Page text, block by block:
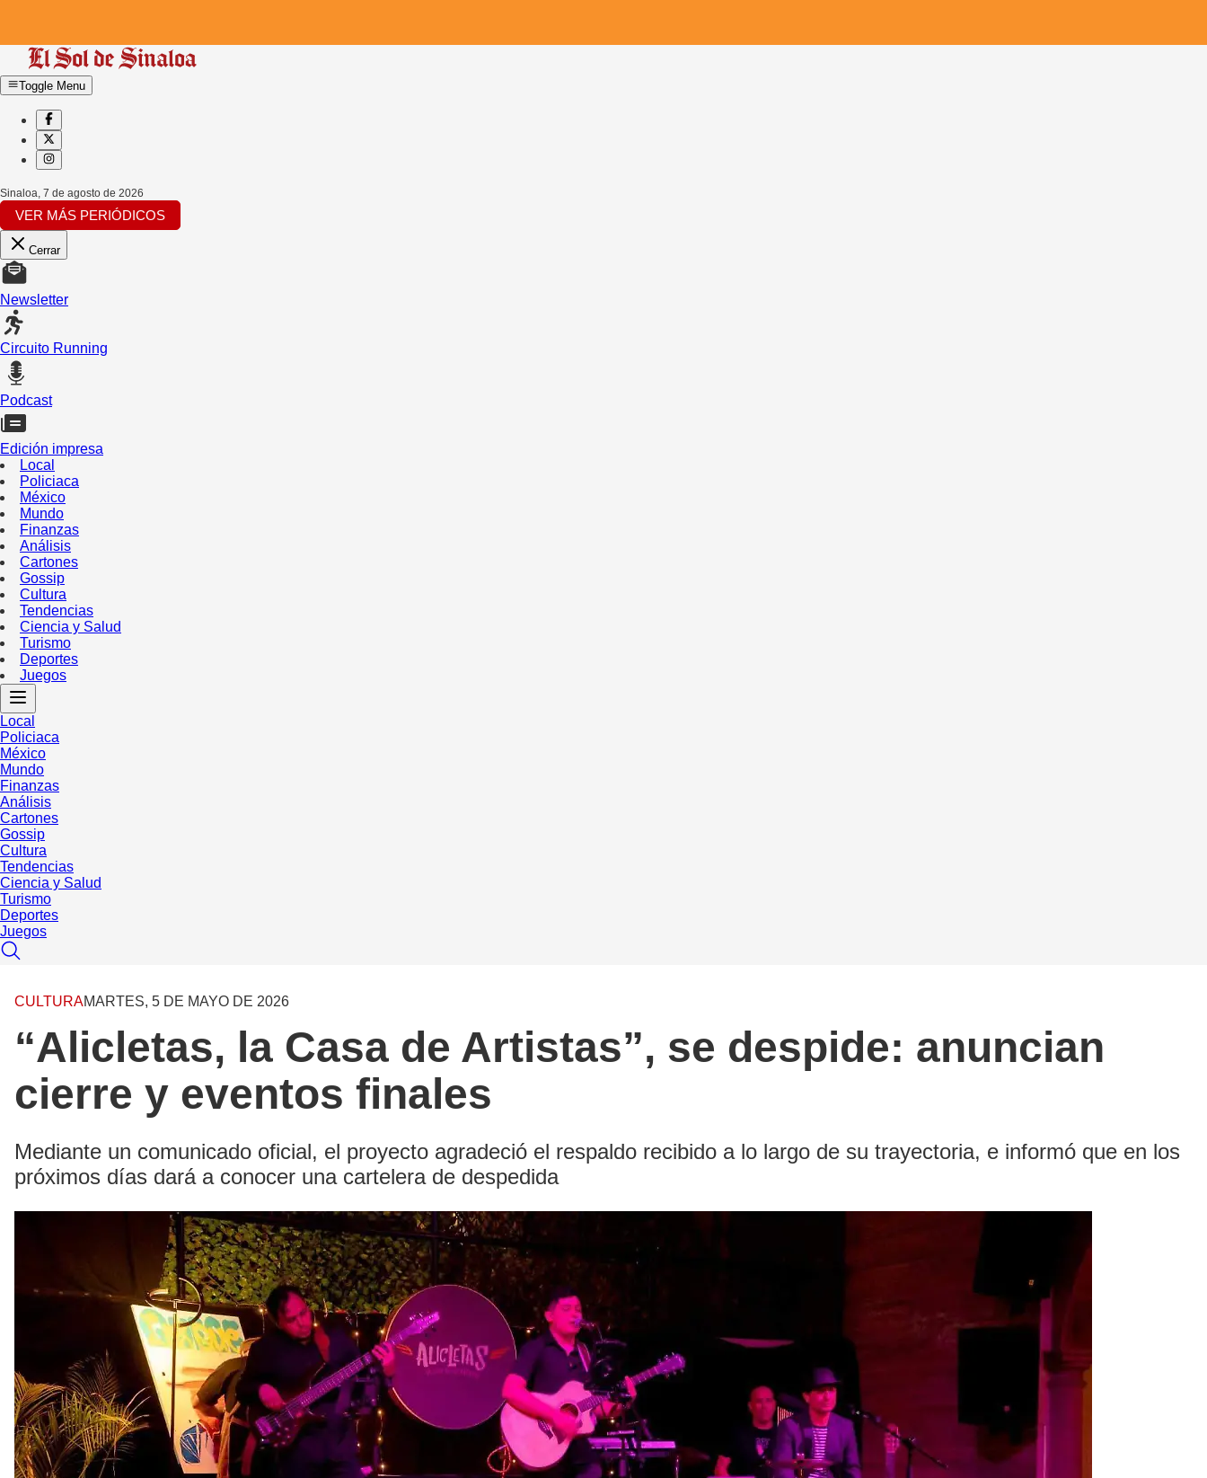
Toggle Menu
Sinaloa, 7 de agosto de 2026
VER MÁS PERIÓDICOS
Cerrar
Newsletter
Circuito Running
Podcast
Edición impresa
Local
Policiaca
México
Mundo
Finanzas
Análisis
Cartones
Gossip
Cultura
Tendencias
Ciencia y Salud
Turismo
Deportes
Juegos
Local
Policiaca
México
Mundo
Finanzas
Análisis
Cartones
Gossip
Cultura
Tendencias
Ciencia y Salud
Turismo
Deportes
Juegos
CULTURAMARTES, 5 DE MAYO DE 2026
“Alicletas, la Casa de Artistas”, se despide: anuncian
cierre y eventos finales
Mediante un comunicado oficial, el proyecto agradeció el respaldo recibido a lo largo de su trayectoria, e informó que en los
próximos días dará a conocer una cartelera de despedida